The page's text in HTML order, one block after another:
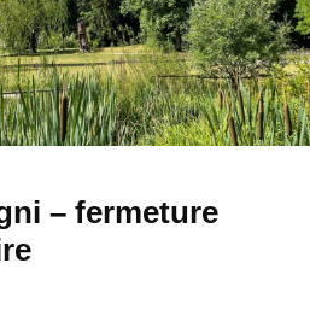
– fermeture